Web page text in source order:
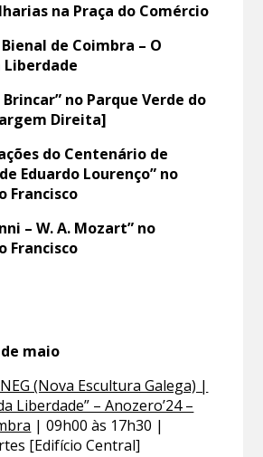
na Praça do Comércio
Bienal de Coimbra – O
Liberdade
no Parque Verde do
Direita]
do Centenário de
Eduardo Lourenço” no
Francisco
– W. A. Mozart” no
Francisco
maio
(Nova Escultura Galega) |
Liberdade” – Anozero’24 –
| 09h00 às 17h30 |
[Edifício Central]